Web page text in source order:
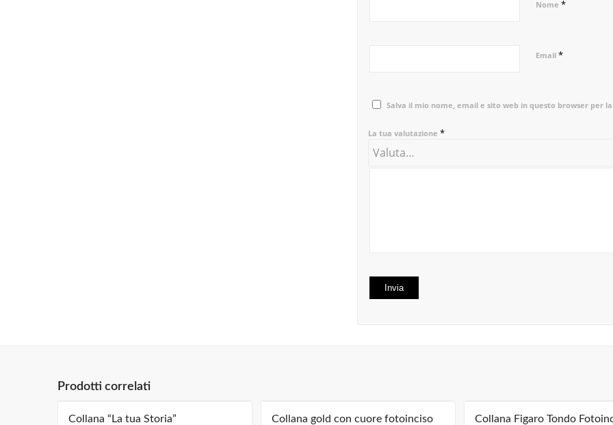
Nome *
Email *
Salva il mio nome, email e sito web in questo browser per
La tua valutazione *
Prodotti correlati
Collana “La tua Storia” Collana gold con cuore fotoinciso Collana Figaro Tondo